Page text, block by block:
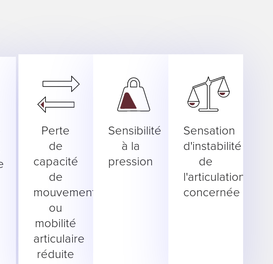
Perte
de
capacité
de
mouvement
ou
mobilité
articulaire
réduite
Sensibilité
à la
pression
Sensation
d'instabilité
de
l'articulation
concernée